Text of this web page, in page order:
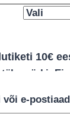
10€
Ei
või e-